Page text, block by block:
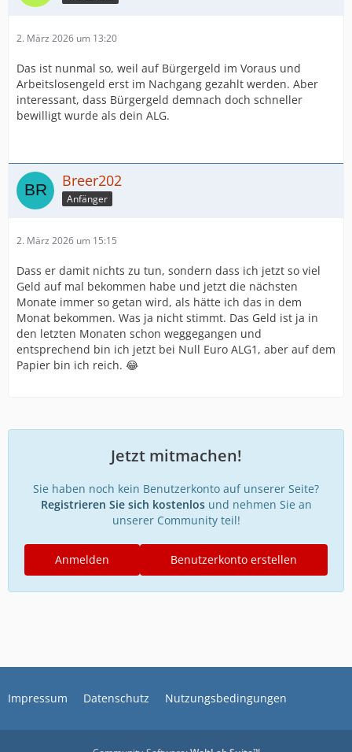
2. März 2026 um 13:20
Das ist nunmal so, weil auf Bürgergeld im Voraus und
Arbeitslosengeld erst im Nachgang gezahlt werden. Aber
interessant, dass Bürgergeld demnach doch schneller
bewilligt wurde als dein ALG.
Breer202
Anfänger
2. März 2026 um 15:15
Dass er damit nichts zu tun, sondern dass ich jetzt so viel
Geld auf mal bekommen habe und jetzt die nächsten
Monate immer so getan wird, als hätte ich das in dem
Monat bekommen. Was ja nicht stimmt. Das Geld ist ja in
den letzten Monaten schon weggegangen und
entsprechend bin ich jetzt bei Null Euro ALG1, aber auf dem
Papier bin ich reich. 😂
Jetzt mitmachen!
Sie haben noch kein Benutzerkonto auf unserer Seite?
Registrieren Sie sich kostenlosund nehmen Sie an
unserer Community teil!
Benutzerkonto erstellen
Anmelden
Impressum Datenschutz Nutzungsbedingungen